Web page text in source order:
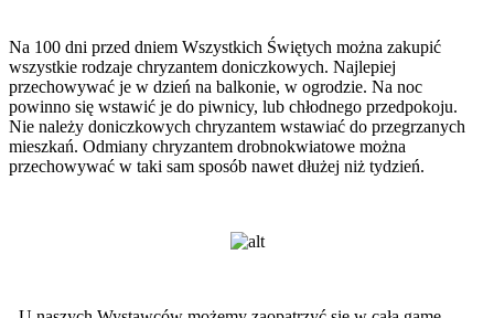
Na 100 dni przed dniem Wszystkich Świętych można zakupić
wszystkie rodzaje chryzantem doniczkowych. Najlepiej
przechowywać je w dzień na balkonie, w ogrodzie. Na noc
powinno się wstawić je do piwnicy, lub chłodnego przedpokoju.
Nie należy doniczkowych chryzantem wstawiać do przegrzanych
mieszkań. Odmiany chryzantem drobnokwiatowe można
przechowywać w taki sam sposób nawet dłużej niż tydzień.